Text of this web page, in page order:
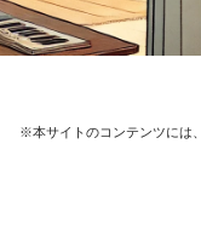
※本サイトのコンテンツには